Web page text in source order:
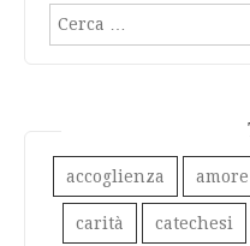
Ricerca
per:
accoglienza amore
carità catechesi